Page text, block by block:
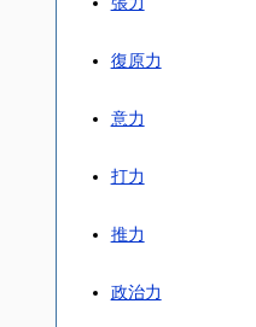
復原力
意力
打力
推力
政治力